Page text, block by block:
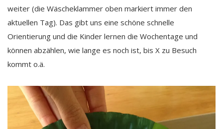
weiter (die Wäscheklammer oben markiert immer den
aktuellen Tag). Das gibt uns eine schöne schnelle
Orientierung und die Kinder lernen die Wochentage und
können abzählen, wie lange es noch ist, bis X zu Besuch
kommt o.ä.